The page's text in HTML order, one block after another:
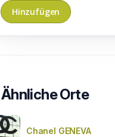
Ähnliche Orte
Chanel GENEVA